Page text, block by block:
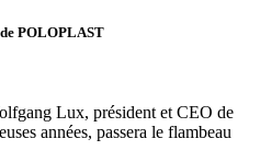
POLOPLAST
Lux, président et CEO de
années, passera le flambeau